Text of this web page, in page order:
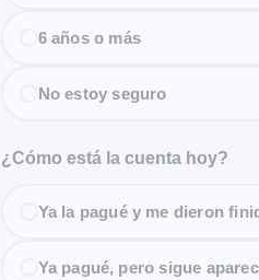
6 años o más
No estoy seguro
¿Cómo está la cuenta hoy?
Ya la pagué y me dieron
Ya pagué, pero sigue